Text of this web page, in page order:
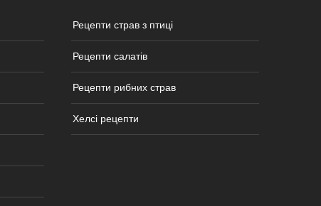
Рецепти страв з птиці
Рецепти салатів
Рецепти рибних страв
Хелсі рецепти